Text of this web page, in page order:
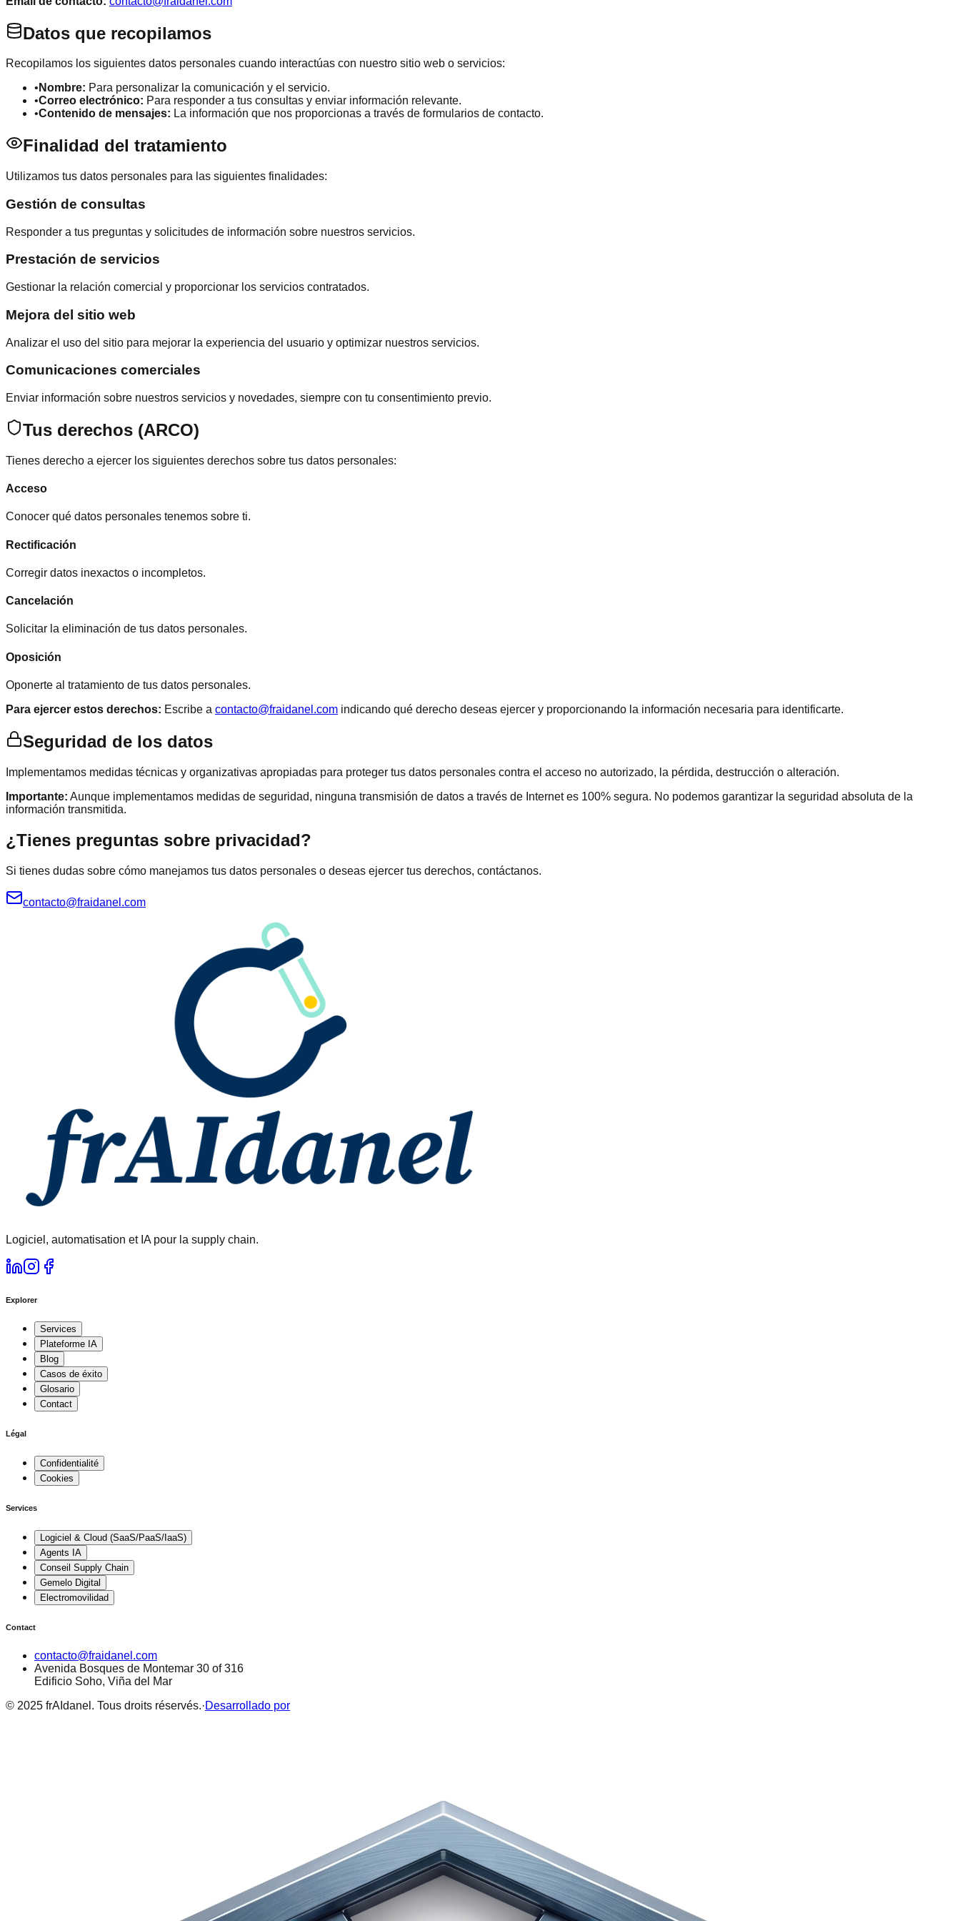
Datos que recopilamos
Recopilamos los siguientes datos personales cuando interactúas con nuestro sitio web o servicios:
• Nombre: Para personalizar la comunicación y el servicio.
•Correo electrónico: Para responder a tus consultas y enviar información relevante.
•Contenido de mensajes: La información que nos proporcionas a través de formularios de contacto.
Finalidad del tratamiento
Utilizamos tus datos personales para las siguientes finalidades:
Gestión de consultas
Responder a tus preguntas y solicitudes de información sobre nuestros servicios.
Prestación de servicios
Gestionar la relación comercial y proporcionar los servicios contratados.
Mejora del sitio web
Analizar el uso del sitio para mejorar la experiencia del usuario y optimizar nuestros servicios.
Comunicaciones comerciales
Enviar información sobre nuestros servicios y novedades, siempre con tu consentimiento previo.
Tus derechos (ARCO)
Tienes derecho a ejercer los siguientes derechos sobre tus datos personales:
Acceso
Conocer qué datos personales tenemos sobre ti.
Rectificación
Corregir datos inexactos o incompletos.
Cancelación
Solicitar la eliminación de tus datos personales.
Oposición
Oponerte al tratamiento de tus datos personales.
Para ejercer estos derechos: Escribe a contacto@fraidanel.com indicando qué derecho deseas ejercer y proporcionando la información necesaria para identificarte.
Seguridad de los datos
Implementamos medidas técnicas y organizativas apropiadas para proteger tus datos personales contra el acceso no autorizado, la pérdida, destrucción o alteración.
Importante: Aunque implementamos medidas de seguridad, ninguna transmisión de datos a través de Internet es 100% segura. No podemos garantizar la seguridad absoluta de la
información transmitida.
¿Tienes preguntas sobre privacidad?
Si tienes dudas sobre cómo manejamos tus datos personales o deseas ejercer tus derechos, contáctanos.
contacto@fraidanel.com
Logiciel, automatisation et IA pour la supply chain.
Explorer
Services
Plateforme IA
Blog
Casos de éxito
Glosario
Contact
Légal
Confidentialité
Cookies
Services
Logiciel & Cloud (SaaS/PaaS/IaaS)
Agents IA
Conseil Supply Chain
Gemelo Digital
Electromovilidad
Contact
contacto@fraidanel.com
Avenida Bosques de Montemar 30 of 316
Edificio Soho, Viña del Mar
© 2025 frAIdanel. Tous droits réservés.·Desarrollado por